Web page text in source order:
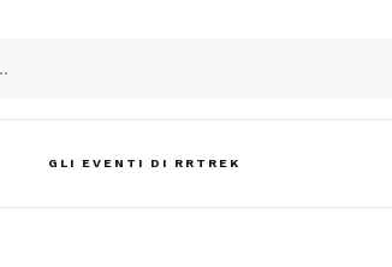
GLI EVENTI DI RRTREK